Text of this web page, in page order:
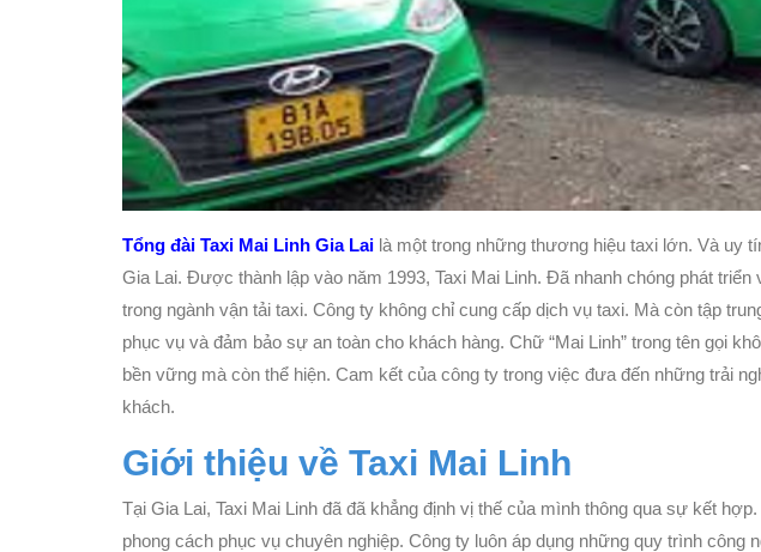
Tổng đài Taxi Mai Linh Gia Lai là một trong những thương hiệu taxi lớn. Và uy
Gia Lai. Được thành lập vào năm 1993, Taxi Mai Linh. Đã nhanh chóng phát triển
trong ngành vận tải taxi. Công ty không chỉ cung cấp dịch vụ taxi. Mà còn tập
phục vụ và đảm bảo sự an toàn cho khách hàng. Chữ “Mai Linh” trong tên gọi
bền vững mà còn thể hiện. Cam kết của công ty trong việc đưa đến những trải
khách.
Giới thiệu về Taxi Mai Linh
Tại Gia Lai, Taxi Mai Linh đã đã khẳng định vị thế của mình thông qua sự kết
phong cách phục vụ chuyên nghiệp. Công ty luôn áp dụng những quy trình công